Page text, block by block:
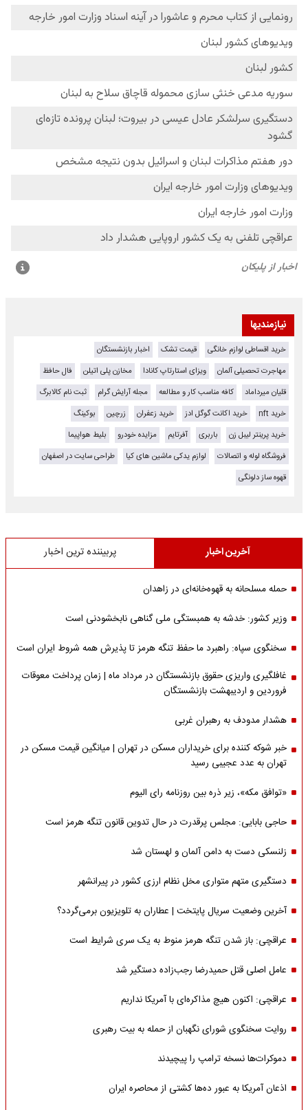
نیازمندیها
خرید اقساطی لوازم خانگی قیمت تشک
اخبار بازنشستگان
مهاجرت تحصیلی آلمان
ویزای استارتاپ کانادا مخازن پلی اتیلن
فال حافظ
قلیان میرداماد
کافه مناسب کار و مطالعه مجله آرایش گرام
ثبت نام کالابرگ
خرید nft
خرید اکانت گوگل ادز خرید زعفران زرچین
بوکینگ
خرید پرینتر لیبل زن
باربری آفرتایم مزایده خودرو
بلیط هواپیما
فروشگاه لوله و اتصالات
لوازم یدکی ماشین های کیا
طراحی سایت در اصفهان
قهوه ساز دلونگی
آخرین اخبار پربیننده ترین اخبار
حمله مسلحانه به قهوه‌خانه‌ای در زاهدان
وزیر کشور: خدشه به همبستگی ملی گناهی نابخشودنی است
سخنگوی سپاه: راهبرد ما حفظ تنگه هرمز تا پذیرش همه شروط ایران است
غافلگیری واریزی حقوق بازنشستگان در مرداد ماه | زمان پرداخت معوقات
فروردین و اردیبهشت بازنشستگان
هشدار مدودف به رهبران غربی
خبر شوکه کننده برای خریداران مسکن در تهران | میانگین قیمت مسکن در
تهران به عدد عجیبی رسید
«توافق مکه»، زیر ذره بین روزنامه رای الیوم
حاجی بابایی: مجلس پرقدرت در حال تدوین قانون تنگه هرمز است
زلنسکی دست به دامن آلمان و لهستان شد
دستگیری متهم متواری مخل نظام ارزی کشور در پیرانشهر
آخرین وضعیت سریال پایتخت | عطاران به تلویزیون برمی‌گردد؟
عراقچی: باز شدن تنگه هرمز منوط به یک سری شرایط است
عامل اصلی قتل حمیدرضا رجب‌زاده دستگیر شد
عراقچی: اکنون هیچ مذاکره‌ای با آمریکا نداریم
روایت سخنگوی شورای نگهبان از حمله به بیت رهبری
دموکرات‌ها نسخه ترامپ را پیچیدند
اذعان آمریکا به عبور ده‌ها کشتی از محاصره ایران